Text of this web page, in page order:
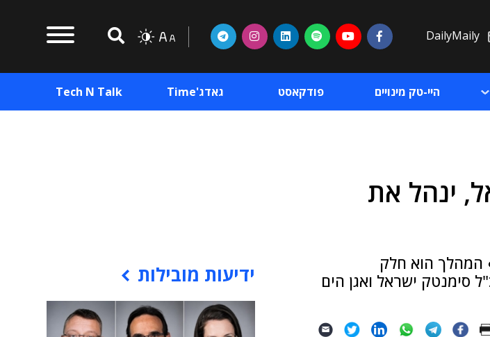
DailyMaily
היי-טק מינויים פודקאסט גאדג'Time Tech N Talk
ינהל את
המהלך הוא חלק
סימנטק ישראל ואגן הים
ידיעות מובילות